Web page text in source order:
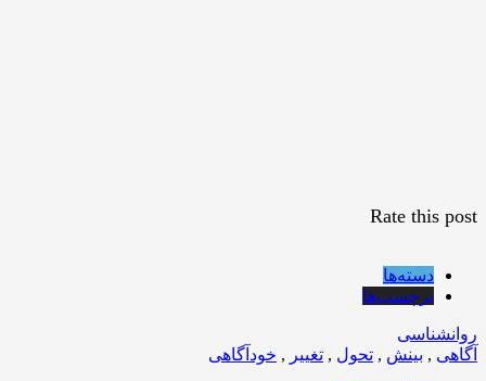
Rate this post
دسته‌ها
برچسب‌ها
روانشناسی
آگاهی , بینش , تحول , تغییر , خودآگاهی